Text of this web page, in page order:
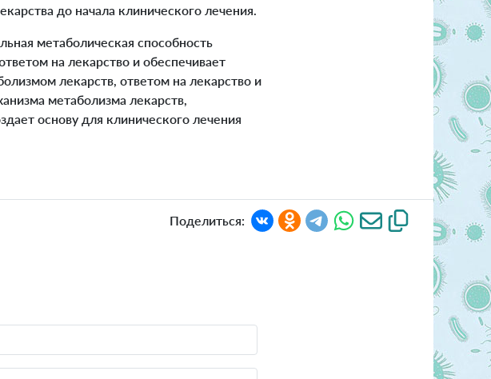
до начала клинического лечения.
метаболическая способность
на лекарство и обеспечивает
лекарств, ответом на лекарство и
метаболизма лекарств,
основу для клинического лечения
Поделиться: